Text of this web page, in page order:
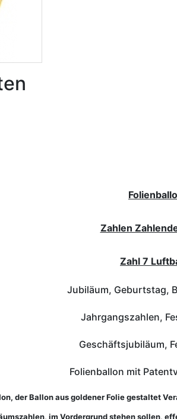
Zahlen
Zahl 7
Jubiläum, Geburtstag,
Jahrgangszahlen,
Geschäftsjubiläum,
Folienballon mit
der Ballon aus goldener Folie gestaltet
im Vordergrund stehen sollen,